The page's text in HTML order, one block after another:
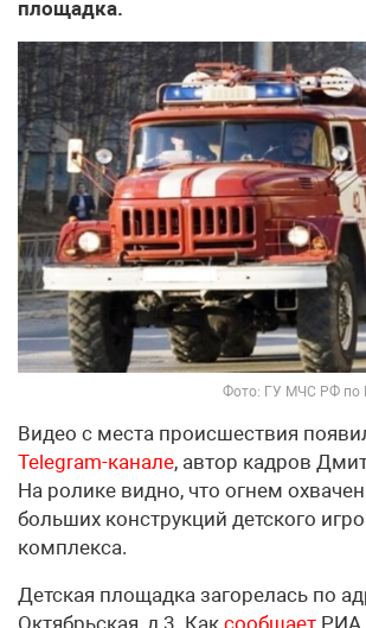
площадка.
Фото: ГУ МЧС РФ по
Видео с места происшествия
Telegram-канале, автор кадров
На ролике видно, что огнем
больших конструкций детского
комплекса.
Детская площадка загорелась по
Октябрьская, д.3. Как сообщает РИА